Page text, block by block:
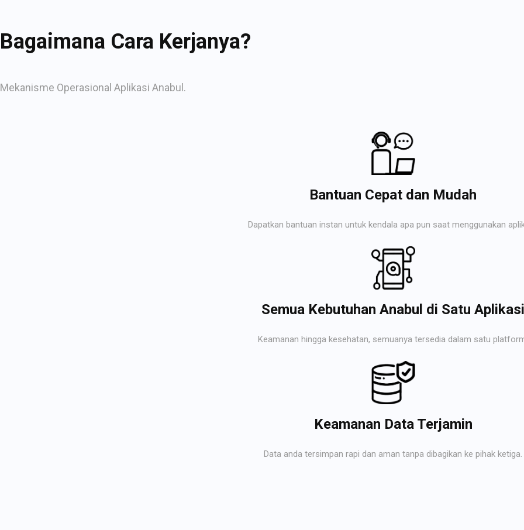
Bagaimana Cara Kerjanya?
Mekanisme Operasional Aplikasi Anabul.
Bantuan Cepat dan Mudah
Dapatkan bantuan instan untuk kendala apa pun saat menggunakan
Semua Kebutuhan Anabul di Satu Aplikasi
Keamanan hingga kesehatan, semuanya tersedia dalam satu
Keamanan Data Terjamin
Data anda tersimpan rapi dan aman tanpa dibagikan ke pihak ketiga.